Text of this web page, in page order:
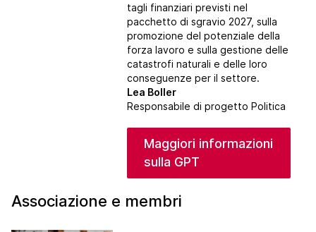
tagli finanziari previsti nel
pacchetto di sgravio 2027, sulla
promozione del potenziale della
forza lavoro e sulla gestione delle
catastrofi naturali e delle loro
conseguenze per il settore.
Lea Boller
Responsabile di progetto Politica
Maggiori informazioni
sulla GPT
Associazione e membri